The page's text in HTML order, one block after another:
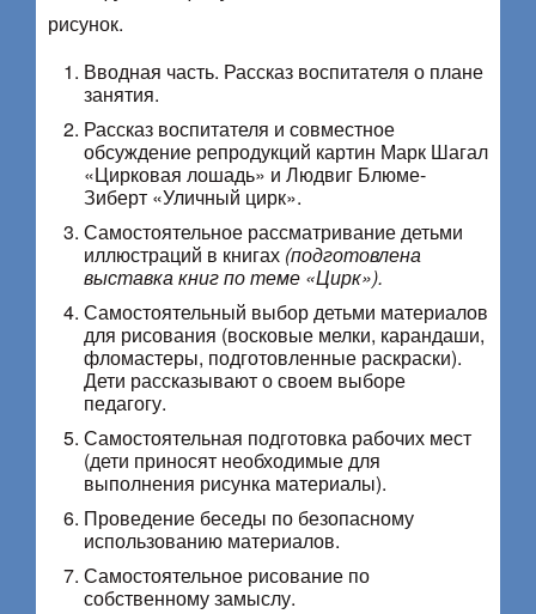
рисунок.
Вводная часть. Рассказ воспитателя о плане
занятия.
Рассказ воспитателя и совместное
обсуждение репродукций картин Марк Шагал
«Цирковая лошадь» и Людвиг Блюме-
Зиберт «Уличный цирк».
Самостоятельное рассматривание детьми
иллюстраций в книгах (подготовлена
выставка книг по теме «Цирк»).
Самостоятельный выбор детьми материалов
для рисования (восковые мелки, карандаши,
фломастеры, подготовленные раскраски).
Дети рассказывают о своем выборе
педагогу.
Самостоятельная подготовка рабочих мест
(дети приносят необходимые для
выполнения рисунка материалы).
Проведение беседы по безопасному
использованию материалов.
Самостоятельное рисование по
собственному замыслу.